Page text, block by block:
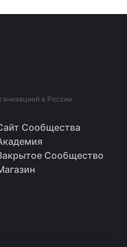
в России
Сообщества
Сообщество